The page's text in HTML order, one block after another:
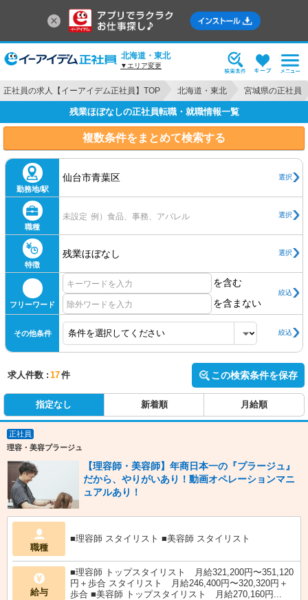
北海道・東北
▼エリア変更
正社員の求人【イーアイデム正社員】TOP 北海道・東北 宮城県の正社員
残業ほぼなしの正社員転職・就職情報一覧
複数条件をまとめて検索する
勤務地/駅
仙台市青葉区 選択
職種
未設定 例）食品、事務、アパレル 選択
特徴
残業ほぼなし 選択
フリーワード
を含む
を含まない
絞込
その他条件 絞込
求人件数 : 17件 この検索条件を保存
指定なし 新着順 月給順
正社員
理容・美容プラージュ
【理容師・美容師】年商日本一の『プラージュ』
だから、やりがいあり！動画オペレーションマニ
ュアルあり！
職種
■理容師 スタイリスト ■美容師 スタイリスト
給与
■理容師 トップスタイリスト 月給321,200円〜351,120
円＋歩合 スタイリスト 月給246,400円〜320,320円＋
歩合 ■美容師 トップスタイリスト 月給270,160円...